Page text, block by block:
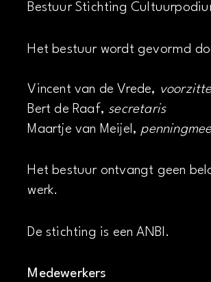
Bestuur Stichting
Het bestuur wordt gevormd
Vincent van de Vrede,
Bert de Raaf, secretaris
Maartje van Meijel,
Het bestuur ontvangt geen
werk.
De stichting is een ANBI.
Medewerkers